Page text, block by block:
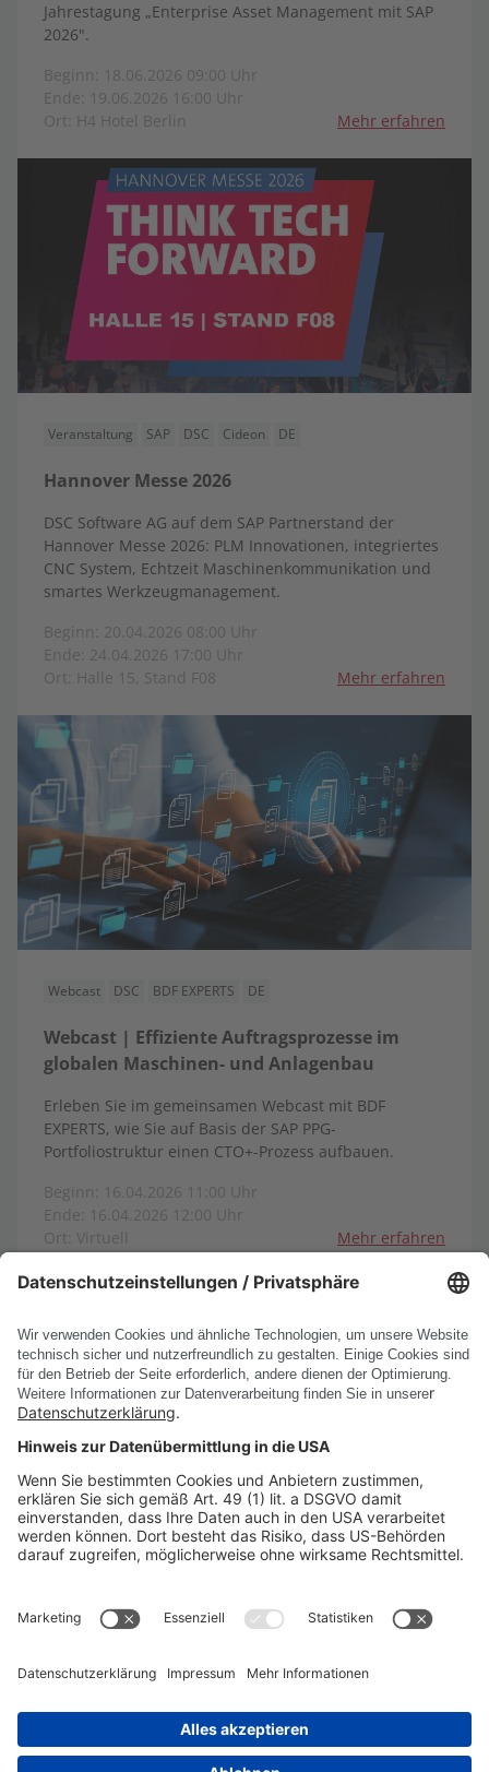
Jahrestagung „Enterprise Asset Management mit SAP
2026".
Beginn: 18.06.2026 09:00 Uhr
Ende: 19.06.2026 16:00 Uhr
Ort: H4 Hotel Berlin
Mehr erfahren
Veranstaltung SAP DSC Cideon DE
Hannover Messe 2026
DSC Software AG auf dem SAP Partnerstand der
Hannover Messe 2026: PLM Innovationen, integriertes
CNC System, Echtzeit Maschinenkommunikation und
smartes Werkzeugmanagement.
Beginn: 20.04.2026 08:00 Uhr
Ende: 24.04.2026 17:00 Uhr
Ort: Halle 15, Stand F08
Mehr erfahren
Webcast DSC BDF EXPERTS DE
Webcast | Effiziente Auftragsprozesse im
globalen Maschinen- und Anlagenbau
Erleben Sie im gemeinsamen Webcast mit BDF
EXPERTS, wie Sie auf Basis der SAP PPG-
Portfoliostruktur einen CTO+-Prozess aufbauen.
Beginn: 16.04.2026 11:00 Uhr
Ende: 16.04.2026 12:00 Uhr
Ort: Virtuell
Mehr erfahren
1-8 1 2 3 4 5 6 7 < >
RECHTLICHE INFORMATIONEN